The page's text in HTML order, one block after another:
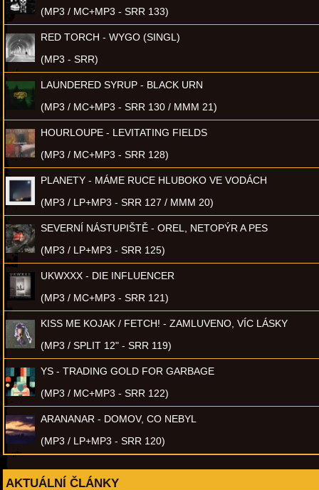
(MP3 / MC+MP3 - SRR 133)
RED TORCH - WYGO (SINGL)
(MP3 - SRR)
LAUNDERED SYRUP - BLACK URN
(MP3 / MC+MP3 - SRR 130 / MMM 21)
HOURLOUPE - LEVITATING FIELDS
(MP3 / MC+MP3 - SRR 128)
PLANETY - MÁME RUCE HLUBOKO VE VODÁCH
(MP3 / LP+MP3 - SRR 127 / MMM 20)
SEVERNÍ NÁSTUPIŠTĚ - OREL, NETOPÝR A PES
(MP3 / LP+MP3 - SRR 125)
UKWXXX - DIE INFLUENCER
(MP3 / MC+MP3 - SRR 121)
KISS ME KOJAK / FETCH! - ZAMLUVENO, VÍC LÁSKY
(MP3 / SPLIT 12" - SRR 119)
YS - TRADING GOLD FOR GARBAGE
(MP3 / MC+MP3 - SRR 122)
ARANANAR - DOMOV, CO NEBYL
(MP3 / LP+MP3 - SRR 120)
AKTUÁLNÍ ČLÁNKY